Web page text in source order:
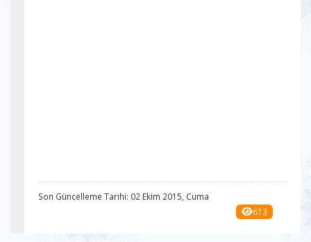
Son Güncelleme Tarihi: 02 Ekim 2015, Cuma
613